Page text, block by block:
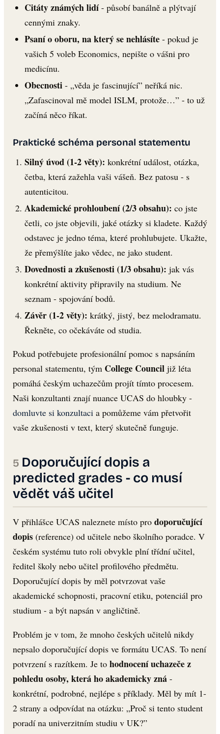
Citáty známých lidí- působí banálně a plýtvají
cennými znaky.
Psaní o oboru, na který se nehlásíte- pokud je
vašich 5 voleb Economics, nepište o vášni pro
medicínu.
Obecnosti - „věda je fascinující” neříká nic.
„Zafascinoval mě model ISLM, protože…” - to už
začíná něco říkat.
Praktické schéma personal statementu
Silný úvod (1-2 věty): konkrétní událost, otázka,
četba, která zažehla vaši vášeň. Bez patosu - s
autenticitou.
Akademické prohloubení (2/3 obsahu): co jste
četli, co jste objevili, jaké otázky si kladete. Každý
odstavec je jedno téma, které prohlubujete. Ukažte,
že přemýšlíte jako vědec, ne jako student.
Dovednosti a zkušenosti (1/3 obsahu): jak vás
konkrétní aktivity připravily na studium. Ne
seznam - spojování bodů.
Závěr (1-2 věty): krátký, jistý, bez melodramatu.
Řekněte, co očekáváte od studia.
Pokud potřebujete profesionální pomoc s napsáním
personal statementu, tým College Council již léta
pomáhá českým uchazečům projít tímto procesem.
Naši konzultanti znají nuance UCAS do hloubky -
domluvte si konzultaci a pomůžeme vám přetvořit
vaše zkušenosti v text, který skutečně funguje.
Doporučující dopis a
predicted grades - co musí
vědět váš učitel
V přihlášce UCAS naleznete místo pro doporučující
dopis (reference) od učitele nebo školního poradce. V
českém systému tuto roli obvykle plní třídní učitel,
ředitel školy nebo učitel profilového předmětu.
Doporučující dopis by měl potvrzovat vaše
akademické schopnosti, pracovní etiku, potenciál pro
studium - a být napsán v angličtině.
Problém je v tom, že mnoho českých učitelů nikdy
nepsalo doporučující dopis ve formátu UCAS. To není
potvrzení s razítkem. Je to hodnocení uchazeče z
pohledu osoby, která ho akademicky zná -
konkrétní, podrobné, nejlépe s příklady. Měl by mít 1-
2 strany a odpovídat na otázku: „Proč si tento student
poradí na univerzitním studiu v UK?”